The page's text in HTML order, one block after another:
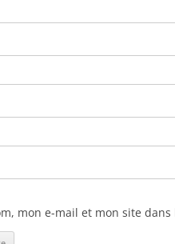
mon e-mail et mon site